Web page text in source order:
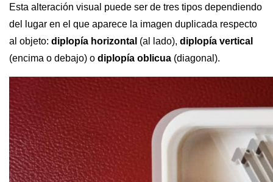
Esta alteración visual puede ser de tres tipos dependiendo
del lugar en el que aparece la imagen duplicada respecto
al objeto: diplopía horizontal (al lado), diplopía vertical
(encima o debajo) o diplopía oblicua (diagonal).